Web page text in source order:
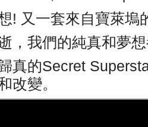
! 又一套來自寶萊塢
，我們的純真和夢
真的Secret
改變。